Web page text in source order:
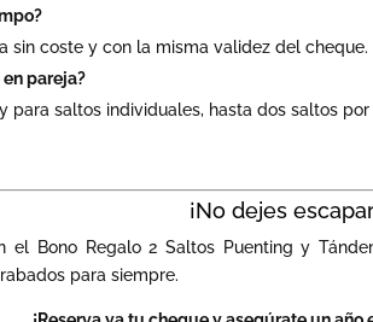
sin coste y con la misma validez del cheque.
pareja?
para saltos individuales, hasta dos saltos por
¡No dejes
el Bono Regalo 2 Saltos Puenting y
para siempre.